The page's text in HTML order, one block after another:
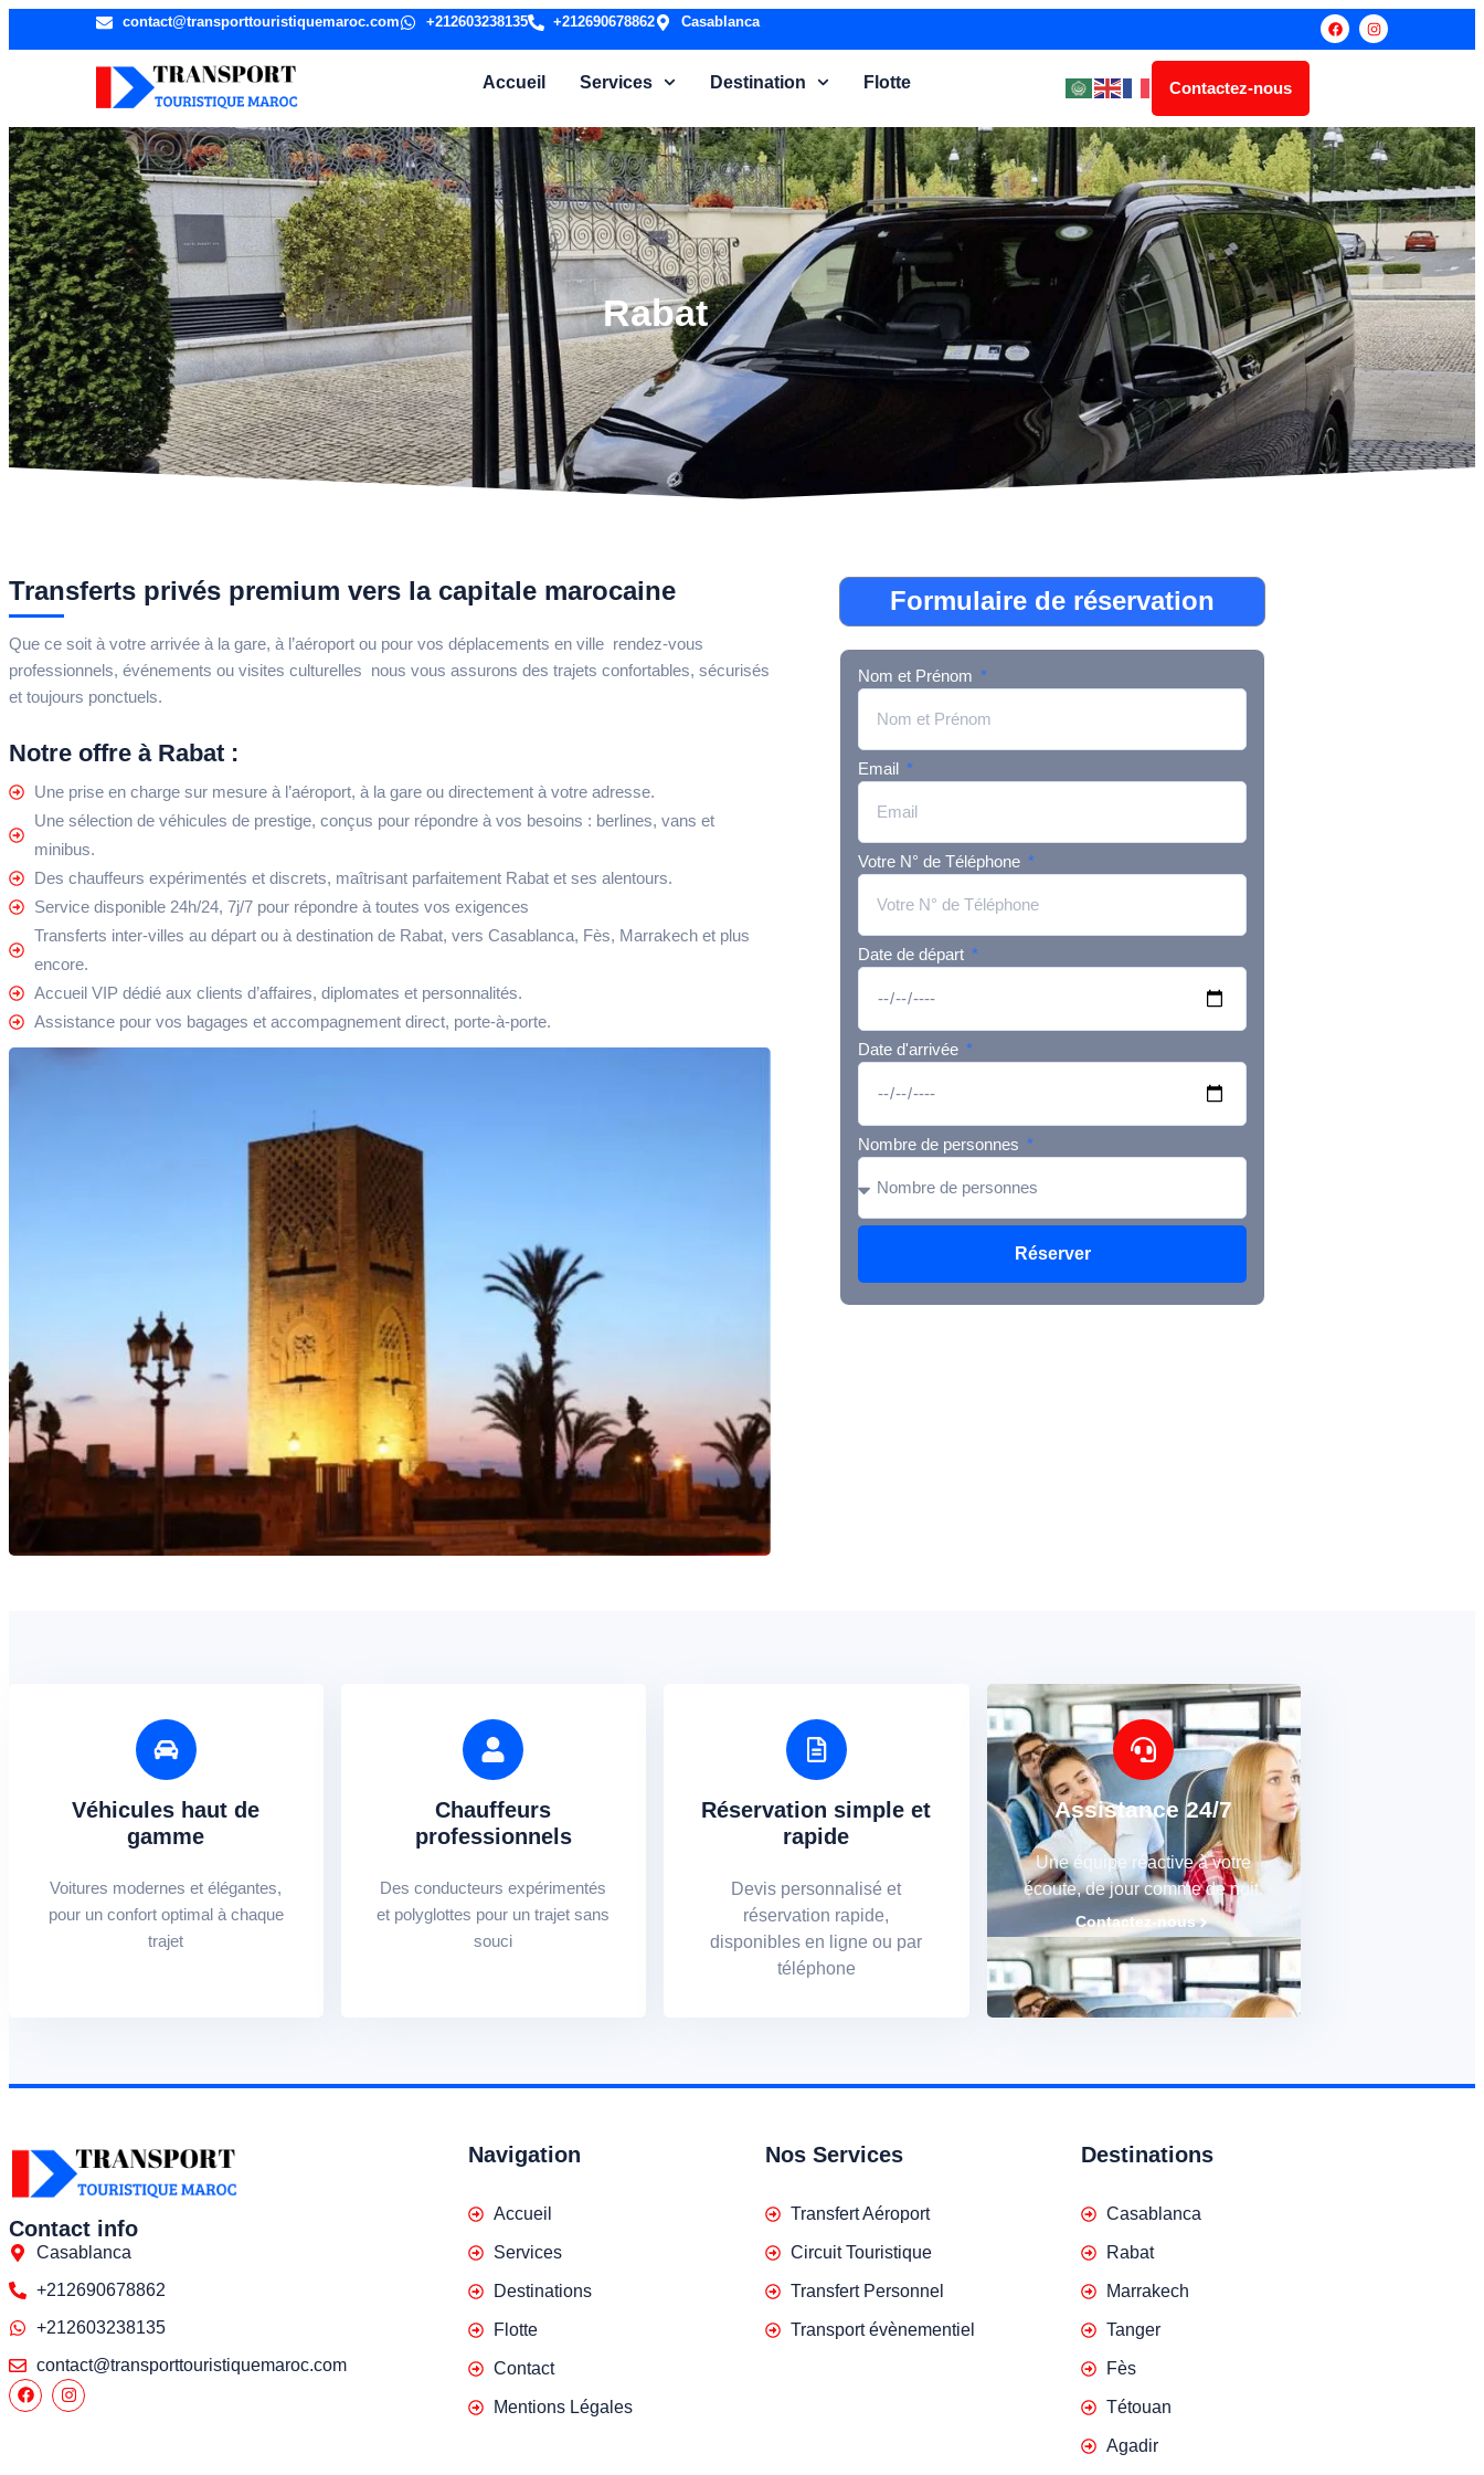
contact@transporttouristiquemaroc.com +212603238135 +212690678862 Casablanca
Accueil Services Destination Flotte Contactez-nous
Rabat
Transferts privés premium vers la capitale marocaine
Que ce soit à votre arrivée à la gare, à l’aéroport ou pour vos déplacements en ville rendez-vous
professionnels, événements ou visites culturelles nous vous assurons des trajets confortables, sécurisés
et toujours ponctuels.
Notre offre à Rabat :
Une prise en charge sur mesure à l’aéroport, à la gare ou directement à votre adresse.
Une sélection de véhicules de prestige, conçus pour répondre à vos besoins : berlines, vans et
minibus.
Des chauffeurs expérimentés et discrets, maîtrisant parfaitement Rabat et ses alentours.
Service disponible 24h/24, 7j/7 pour répondre à toutes vos exigences
Transferts inter-villes au départ ou à destination de Rabat, vers Casablanca, Fès, Marrakech et plus
encore.
Accueil VIP dédié aux clients d’affaires, diplomates et personnalités.
Assistance pour vos bagages et accompagnement direct, porte-à-porte.
Formulaire de réservation
Nom et Prénom
Email
Votre N° de Téléphone
Date de départ
Date d'arrivée
Nombre de personnes
Réserver
Véhicules haut de
gamme
Voitures modernes et élégantes,
pour un confort optimal à chaque
trajet
Chauffeurs
professionnels
Des conducteurs expérimentés
et polyglottes pour un trajet sans
souci
Réservation simple et
rapide
Devis personnalisé et
réservation rapide,
disponibles en ligne ou par
téléphone
Assistance 24/7
Une équipe réactive à votre
écoute, de jour comme de nuit.
Contactez-nous
Contact info
Casablanca
+212690678862
+212603238135
contact@transporttouristiquemaroc.com
Navigation
Accueil
Services
Destinations
Flotte
Contact
Mentions Légales
Nos Services
Transfert Aéroport
Circuit Touristique
Transfert Personnel
Transport évènementiel
Destinations
Casablanca
Rabat
Marrakech
Tanger
Fès
Tétouan
Agadir